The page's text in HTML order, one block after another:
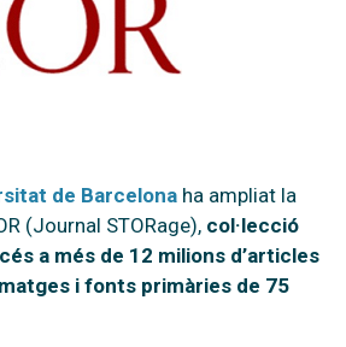
de Barcelona ha ampliat la
(Journal STORage), col·lecció
a més de 12 milions d’articles
i fonts primàries de 75